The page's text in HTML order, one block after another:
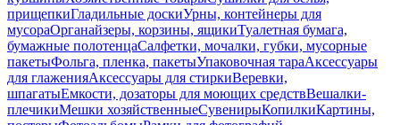
прищепкиГладильные доскиУрны, контейнеры для
мусораОрганайзеры, корзины, ящикиТуалетная бумага,
бумажные полотенцаСалфетки, мочалки, губки, мусорные
пакетыФольга, пленка, пакетыУпаковочная тараАксессуары
для глаженияАксессуары для стиркиВеревки,
шпагатыЕмкости, дозаторы для моющих средствВешалки-
плечикиМешки хозяйственныеСувенирыКопилкиКартины,